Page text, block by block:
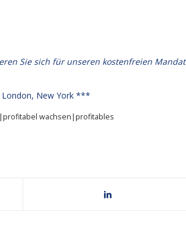
Sie sich für unseren kostenfreien Mandat
London, New York ***
wachsen|profitables